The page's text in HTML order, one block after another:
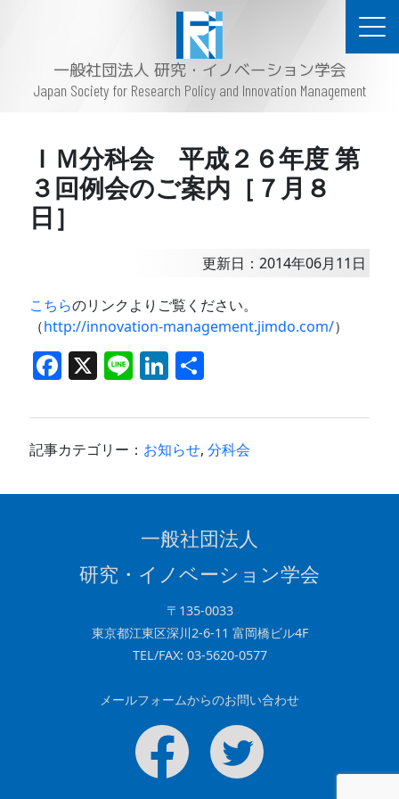
一般社団法人 研究・イノベーション学会
Japan Society for Research Policy and Innovation Management
ＩＭ分科会 平成２６年度 第
３回例会のご案内［７月８
日］
更新日：2014年06月11日
こちらのリンクよりご覧ください。
（http://innovation-management.jimdo.com/）
F
c
e
X Li
e
Li
k
e
記事カテゴリー： お知らせ,分科会
一般社団法人
研究・イノベーション学会
〒135-0033
東京都江東区深川2-6-11 富岡橋ビル4F
TEL/FAX: 03-5620-0577
メールフォームからのお問い合わせ